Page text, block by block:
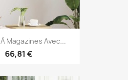
Magazines Avec...
66,81 €